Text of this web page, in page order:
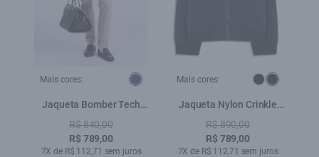
Mais cores:
Jaqueta Bomber Tech
Dark Navy
R$ 840,00
R$ 789,00
7X de R$ 112,71 sem juros
Mais cores:
Jaqueta Nylon Crinkle
Bomber Hidden Hood
Preto
R$ 890,00
R$ 789,00
7X de R$ 112,71 sem juros